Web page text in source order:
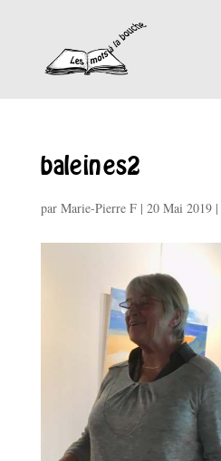
baleines2
par Marie-Pierre F| 20 Mai 2019|